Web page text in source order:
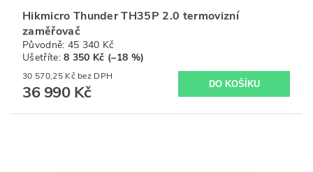
Hikmicro Thunder TH35P 2.0 termovizní
zaměřovač
Původně: 45 340 Kč
Ušetříte:8 350 Kč (–18 %)
30 570,25 Kč bez DPH
36 990 Kč